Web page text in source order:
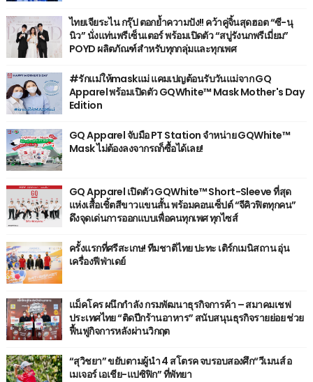
ไทยเจียระไน กรุ๊ป ตอกย้ำความปัง!! คว้าคู่จิ้นสุดฮอต “ซี-นุ
นิว” นั่งแท่นพรีเซ็นเตอร์ พร้อมเปิดตัว “สบู่รังนกพรีเมี่ยม”
POYD ผลิตภัณฑ์สำหรับทุกกลุ่มและทุกเพศ
#รักแม่ให้maskแม่ แคมเปญต้อนรับวันแม่จาก GQ
Apparel พร้อมเปิดตัว GQWhite™ Mask Mother's Day
Edition
GQ Apparel จับมือ PT Station จำหน่าย GQWhite™
Mask ไม่ต้องลงจากรถก็ซื้อได้เลย!
GQ Apparel เปิดตัว GQWhite™ Short-Sleeve ที่สุด
แห่งเสื้อเชิ้ตสีขาวแขนสั้น พร้อมคอนเซ็ปต์ “จีคิวฟิตทุกคน”
ดึงจุดเด่นการออกแบบเพื่อคนทุกเพศ ทุกไซส์
ครั้งแรกที่ศรีสะเกษ! ทีมชาติไทย ปะทะ เติร์กเมนิสถาน อุ่น
เครื่องฟีฟ่าเดย์
แม็คโคร ผนึกกำลัง กรมพัฒนาธุรกิจการค้า – สมาคมเชฟ
ประเทศไทย “ติดปีกร้านอาหาร” สนับสนุนธุรกิจรายย่อย ช่วย
ฟื้นฟูกิจการหลังผ่านวิกฤต
“สุวิชยา” ขยับตามผู้นำ 4 สโตรค จบรอบสองศึก“วีเมนส์ อ
เมเจอร์ เอเชีย-แปซิฟิก” ที่พัทยา